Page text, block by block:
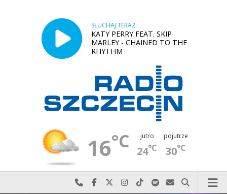
SŁUCHAJ TERAZ
KATY PERRY FEAT. SKIP
MARLEY - CHAINED TO THE
RHYTHM
16°C jutro
24°C
pojutrze
30°C
Najlepiej po prostu do nas zadzwoń
Odwiedź nas na Facebook-u
Odwiedź nas na X
Odwiedź nas na Instagram-ie
Odwiedź nas na TikTok-u
Szukaj nas na Spotify
Wyślij do nas
Szukaj